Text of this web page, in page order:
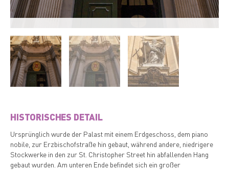
HISTORISCHES DETAIL
Ursprünglich wurde der Palast mit einem Erdgeschoss, dem piano
nobile, zur Erzbischofstraße hin gebaut, während andere, niedrigere
Stockwerke in den zur St. Christopher Street hin abfallenden Hang
gebaut wurden. Am unteren Ende befindet sich ein großer